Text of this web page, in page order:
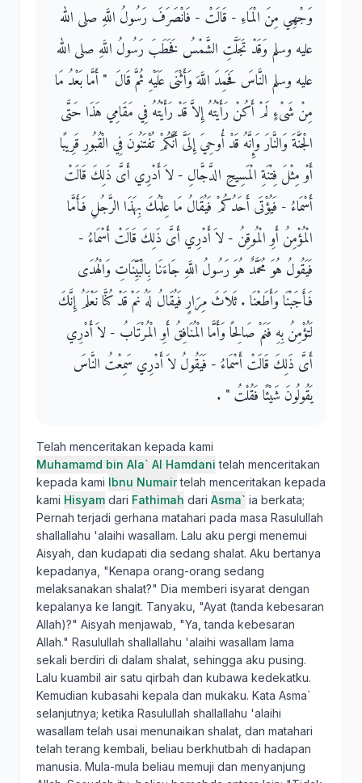
وَجْهِي مِنَ الْمَاءِ - قَالَتْ - فَانْصَرَفَ رَسُولُ اللَّهِ صلى الله
عليه وسلم وَقَدْ تَجَلَّتِ الشَّمْسُ فَخَطَبَ رَسُولُ اللَّهِ صلى الله
عليه وسلم النَّاسَ فَحَمِدَ اللَّهَ وَأَثْنَى عَلَيْهِ ثُمَّ قَالَ ‏ "‏ أَمَّا بَعْدُ مَا
مِنْ شَىْءٍ لَمْ أَكُنْ رَأَيْتُهُ إِلاَّ قَدْ رَأَيْتُهُ فِي مَقَامِي هَذَا حَتَّى
الْجَنَّةَ وَالنَّارَ وَإِنَّهُ قَدْ أُوحِيَ إِلَىَّ أَنَّكُمْ تُفْتَنُونَ فِي الْقُبُورِ قَرِيبًا
أَوْ مِثْلَ فِتْنَةِ الْمَسِيحِ الدَّجَّالِ - لاَ أَدْرِي أَىَّ ذَلِكَ قَالَتْ
أَسْمَاءُ - فَيُؤْتَى أَحَدُكُمْ فَيُقَالُ مَا عِلْمُكَ بِهَذَا الرَّجُلِ فَأَمَّا
الْمُؤْمِنُ أَوِ الْمُوقِنُ - لاَ أَدْرِي أَىَّ ذَلِكَ قَالَتْ أَسْمَاءُ -
فَيَقُولُ هُوَ مُحَمَّدٌ هُوَ رَسُولُ اللَّهِ جَاءَنَا بِالْبَيِّنَاتِ وَالْهُدَى
فَأَجَبْنَا وَأَطَعْنَا ‏.‏ ثَلاَثَ مِرَارٍ فَيُقَالُ لَهُ نَمْ قَدْ كُنَّا نَعْلَمُ إِنَّكَ
لَتُؤْمِنُ بِهِ فَنَمْ صَالِحًا وَأَمَّا الْمُنَافِقُ أَوِ الْمُرْتَابُ - لاَ أَدْرِي
أَىَّ ذَلِكَ قَالَتْ أَسْمَاءُ - فَيَقُولُ لاَ أَدْرِي سَمِعْتُ النَّاسَ
يَقُولُونَ شَيْئًا فَقُلْتُ ‏"‏ ‏.‏
Telah menceritakan kepada kami
Muhamamd bin Ala` Al Hamdani telah menceritakan
kepada kami Ibnu Numairtelah menceritakan kepada
kami Hisyam dari Fathimah dari Asma` ia berkata;
Pernah terjadi gerhana matahari pada masa Rasulullah
shallallahu 'alaihi wasallam. Lalu aku pergi menemui
Aisyah, dan kudapati dia sedang shalat. Aku bertanya
kepadanya, "Kenapa orang-orang sedang
melaksanakan shalat?" Dia memberi isyarat dengan
kepalanya ke langit. Tanyaku, "Ayat (tanda kebesaran
Allah)?" Aisyah menjawab, "Ya, tanda kebesaran
Allah." Rasulullah shallallahu 'alaihi wasallam lama
sekali berdiri di dalam shalat, sehingga aku pusing.
Lalu kuambil air satu qirbah dan kubawa kedekatku.
Kemudian kubasahi kepala dan mukaku. Kata Asma`
selanjutnya; ketika Rasulullah shallallahu 'alaihi
wasallam telah usai menunaikan shalat, dan matahari
telah terang kembali, beliau berkhutbah di hadapan
manusia. Mula-mula beliau memuji dan menyanjung